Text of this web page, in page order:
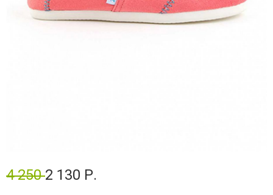
4 2502 130 Р.